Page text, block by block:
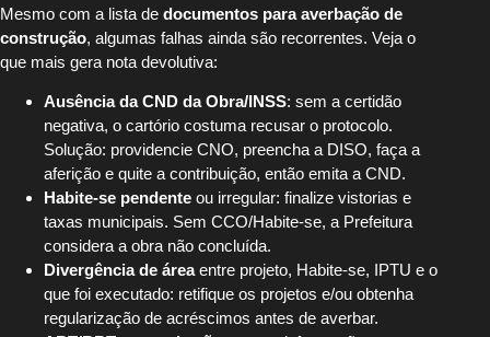
Mesmo com a lista de documentos para averbação de
construção, algumas falhas ainda são recorrentes. Veja o
que mais gera nota devolutiva:
Ausência da CND da Obra/INSS: sem a certidão
negativa, o cartório costuma recusar o protocolo.
Solução: providencie CNO, preencha a DISO, faça a
aferição e quite a contribuição, então emita a CND.
Habite-se pendente ou irregular: finalize vistorias e
taxas municipais. Sem CCO/Habite-se, a Prefeitura
considera a obra não concluída.
Divergência de áreaentre projeto, Habite-se, IPTU e o
que foi executado: retifique os projetos e/ou obtenha
regularização de acréscimos antes de averbar.